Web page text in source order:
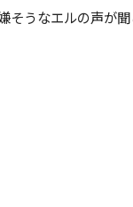
うなエルの声が聞